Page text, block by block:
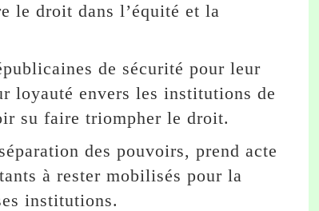
le droit dans l’équité et la
de sécurité pour leur
loyauté envers les institutions de
su faire triompher le droit.
des pouvoirs, prend acte
à rester mobilisés pour la
institutions.